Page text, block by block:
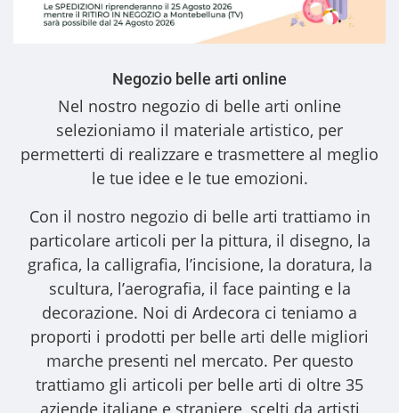
Negozio belle arti online
Nel nostro negozio di belle arti online
selezioniamo il materiale artistico, per
permetterti di realizzare e trasmettere al meglio
le tue idee e le tue emozioni.
Con il nostro negozio di belle arti trattiamo in
particolare articoli per la pittura, il disegno, la
grafica, la calligrafia, l’incisione, la doratura, la
scultura, l’aerografia, il face painting e la
decorazione. Noi di Ardecora ci teniamo a
proporti i prodotti per belle arti delle migliori
marche presenti nel mercato. Per questo
trattiamo gli articoli per belle arti di oltre 35
aziende italiane e straniere, scelti da artisti